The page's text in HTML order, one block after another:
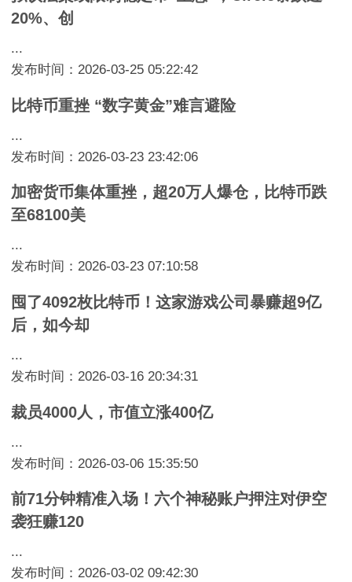
20%、创
...
发布时间：2026-03-25 05:22:42
比特币重挫 “数字黄金”难言避险
...
发布时间：2026-03-23 23:42:06
加密货币集体重挫，超20万人爆仓，比特币跌
至68100美
...
发布时间：2026-03-23 07:10:58
囤了4092枚比特币！这家游戏公司暴赚超9亿
后，如今却
...
发布时间：2026-03-16 20:34:31
裁员4000人，市值立涨400亿
...
发布时间：2026-03-06 15:35:50
前71分钟精准入场！六个神秘账户押注对伊空
袭狂赚120
...
发布时间：2026-03-02 09:42:30